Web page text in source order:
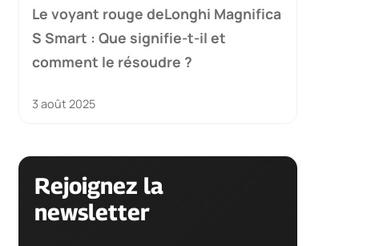
Le voyant rouge deLonghi Magnifica
S Smart : Que signifie-t-il et
comment le résoudre ?
3 août 2025
Rejoignez la
newsletter